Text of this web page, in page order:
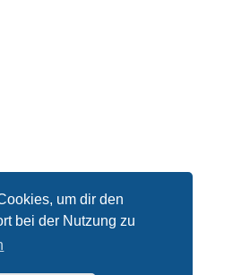
um dir den
bei der Nutzung zu